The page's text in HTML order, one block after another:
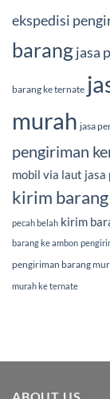
ekspedisi
barangjasa
barang ke ternate
murah jasa
pengiriman
mobil via laut jasa
kirim
pecah belah kirim
barang ke ambon
pengiriman barang
murah ke ternate